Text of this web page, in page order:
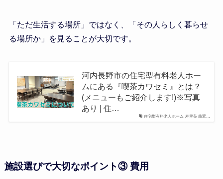
「ただ生活する場所」ではなく、「その人らしく暮らせ
る場所か」を見ることが大切です。
住宅型有料老人ホーム 寿里苑 翡翠…
河内長野市の住宅型有料老人ホー
ムにある『喫茶カワセミ』とは？
(メニューもご紹介します!)※写真
あり | 住…
施設選びで大切なポイント③ 費用